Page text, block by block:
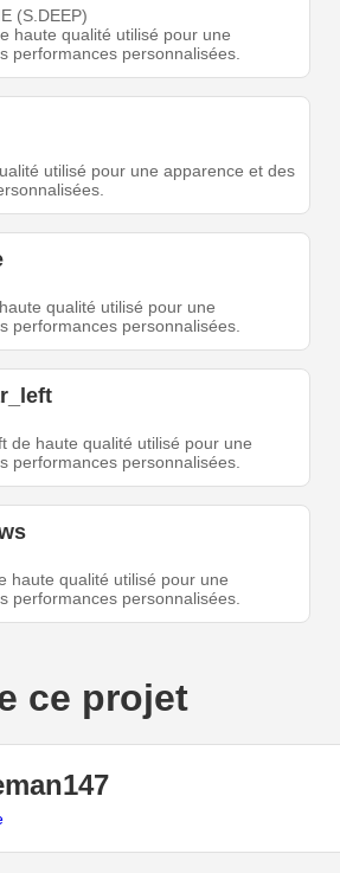
(S.DEEP)
haute qualité utilisé pour une
performances personnalisées.
utilisé pour une apparence et des
qualité utilisé pour une
performances personnalisées.
de haute qualité utilisé pour une
performances personnalisées.
haute qualité utilisé pour une
performances personnalisées.
ce projet